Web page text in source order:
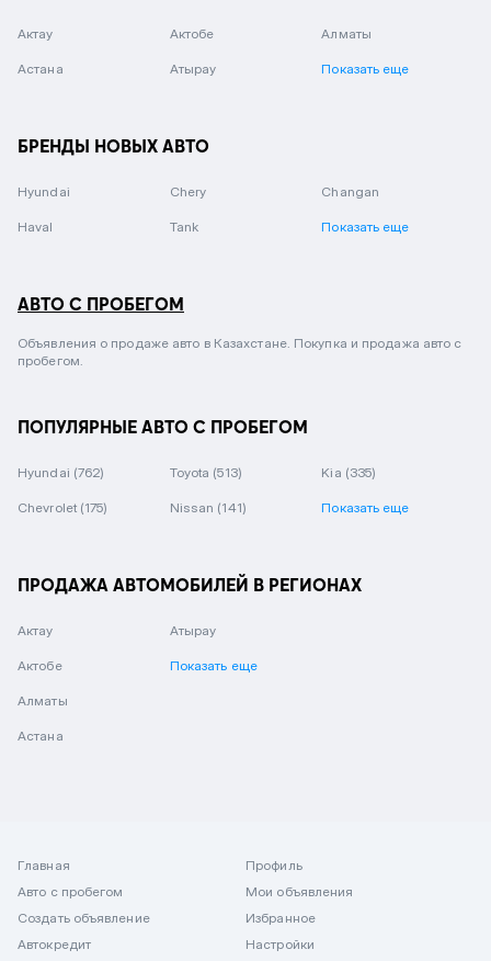
Актау Актобе Алматы
Астана Атырау Показать еще
БРЕНДЫ НОВЫХ АВТО
Hyundai Chery Changan
Haval Tank Показать еще
АВТО С ПРОБЕГОМ
Объявления о продаже авто в Казахстане. Покупка и продажа авто с
пробегом.
ПОПУЛЯРНЫЕ АВТО С ПРОБЕГОМ
Hyundai (762) Toyota (513) Kia (335)
Chevrolet (175) Nissan (141) Показать еще
ПРОДАЖА АВТОМОБИЛЕЙ В РЕГИОНАХ
Актау
Актобе
Алматы
Астана
Атырау
Показать еще
Главная
Авто с пробегом
Создать объявление
Автокредит
Профиль
Мои объявления
Избранное
Настройки